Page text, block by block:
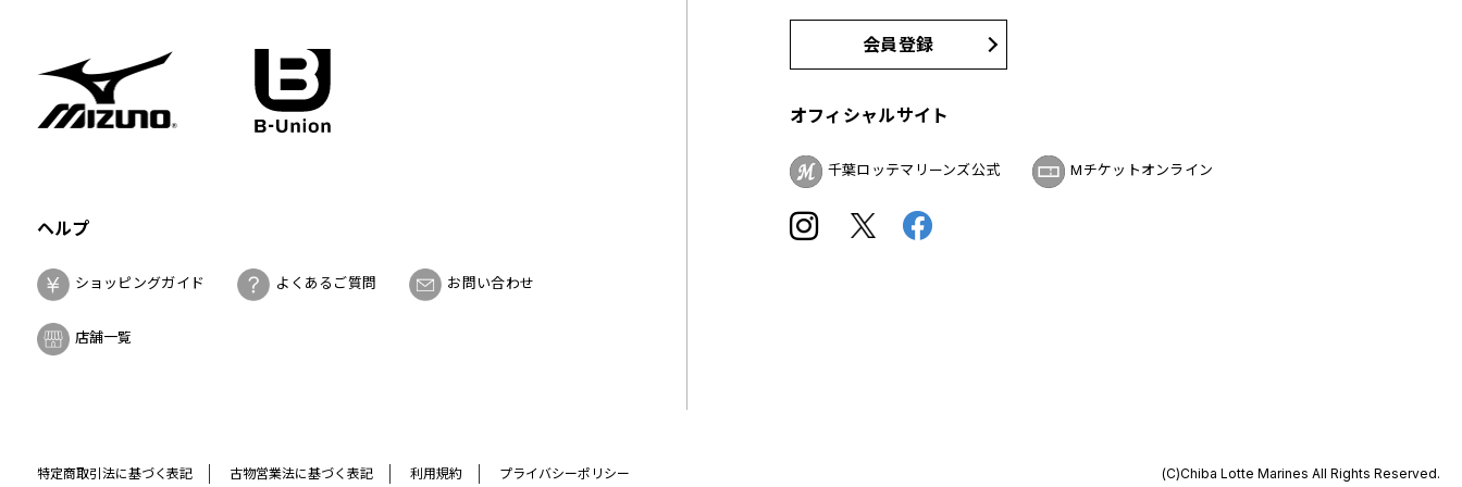
ヘルプ
ショッピングガイド よくあるご質問 お問い合わせ
店舗一覧
会員登録
オフィシャルサイト
千葉ロッテマリーンズ公式 Mチケットオンライン
特定商取引法に基づく表記 古物営業法に基づく表記 利用規約 プライバシーポリシー (C)Chiba Lotte Marines All Rights Reserved.